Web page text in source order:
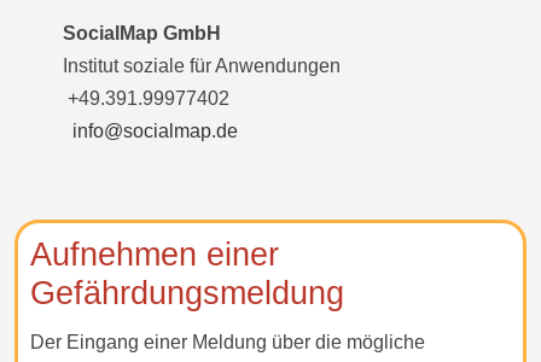
SocialMap GmbH
Institut soziale für Anwendungen
+49.391.99977402
info@socialmap.de
Aufnehmen einer
Gefährdungsmeldung
Der Eingang einer Meldung über die mögliche